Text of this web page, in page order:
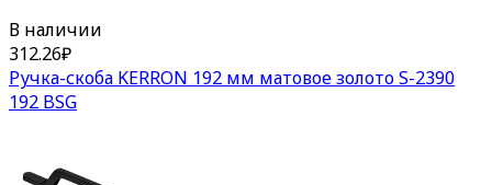
В наличии
312.26₽
Ручка-скоба KERRON 192 мм матовое золото S-2390
192 BSG